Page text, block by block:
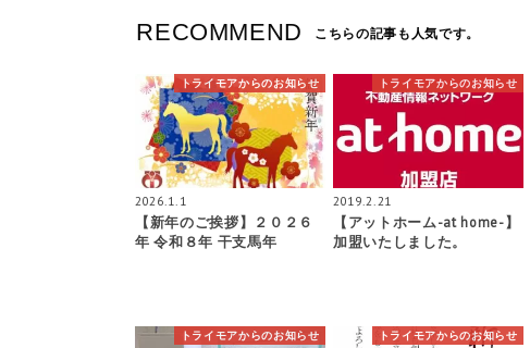
RECOMMEND こちらの記事も人気です。
トライモアからのお知らせ
2026.1.1
【新年のご挨拶】２０２６
年 令和８年 干支馬年
トライモアからのお知らせ
2019.2.21
【アットホーム-at home-】
加盟いたしました。
トライモアからのお知らせ トライモアからのお知らせ